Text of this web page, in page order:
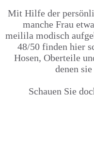
Mit Hilfe der
manche Frau
meilila modisch
48/50 finden hier
Hosen, Oberteile
denen
Schauen Sie